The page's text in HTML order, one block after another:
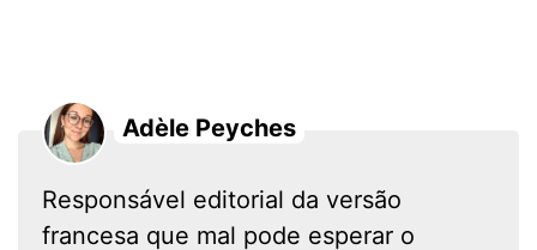
Adèle Peyches
Responsável editorial da versão
francesa que mal pode esperar o